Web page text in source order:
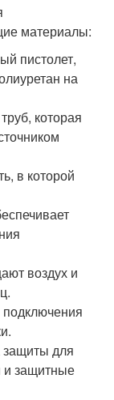
материалы:
пистолет,
на
которая
в которой
воздух и
защиты для
и защитные